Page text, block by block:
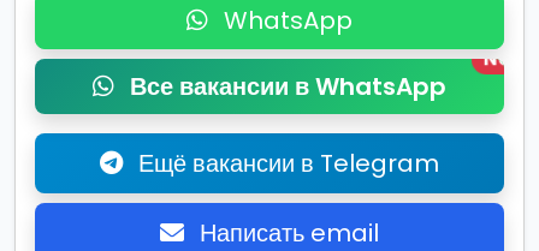
WhatsApp
Все вакансии в WhatsApp
New
Ещё вакансии в Telegram
Написать email